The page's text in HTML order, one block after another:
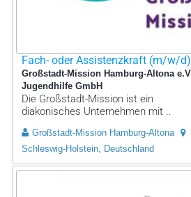
Fach- oder Assistenzkraft (m/w/d)
Großstadt-Mission Hamburg-Altona
Jugendhilfe GmbH
Die Großstadt-Mission ist ein
diakonisches Unternehmen mit ..
Großstadt-Mission Hamburg-Altona
Schleswig-Holstein, Deutschland